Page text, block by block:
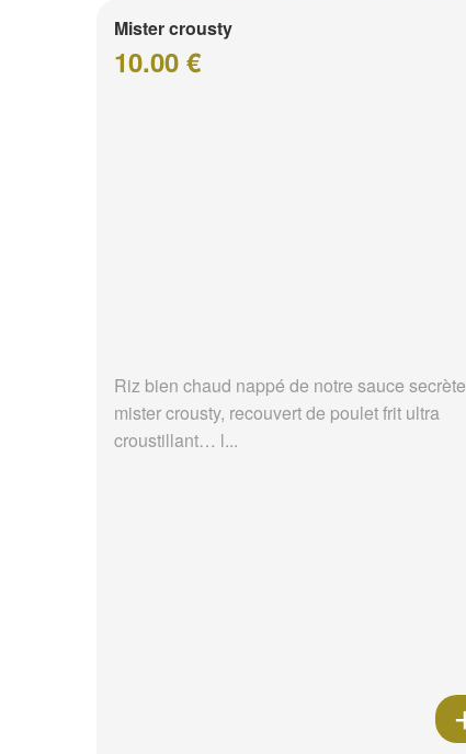
Mister crousty
10.00 €
Riz bien chaud nappé de notre sauce secrète
mister crousty, recouvert de poulet frit ultra
croustillant… l...